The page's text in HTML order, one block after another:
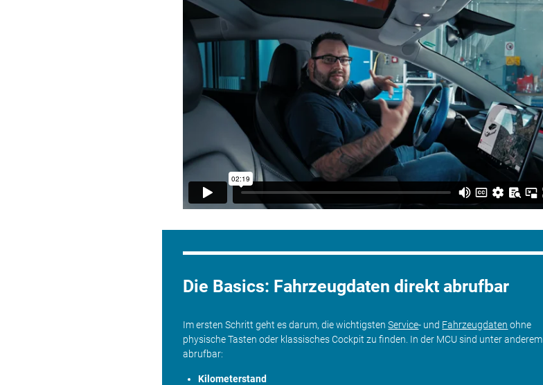
Die Basics: Fahrzeugdaten direkt abrufbar
Im ersten Schritt geht es darum, die wichtigstenService- und Fahrzeugdaten ohne
physische Tasten oder klassisches Cockpit zu finden. In der MCU sind unter anderem
abrufbar:
Kilometerstand